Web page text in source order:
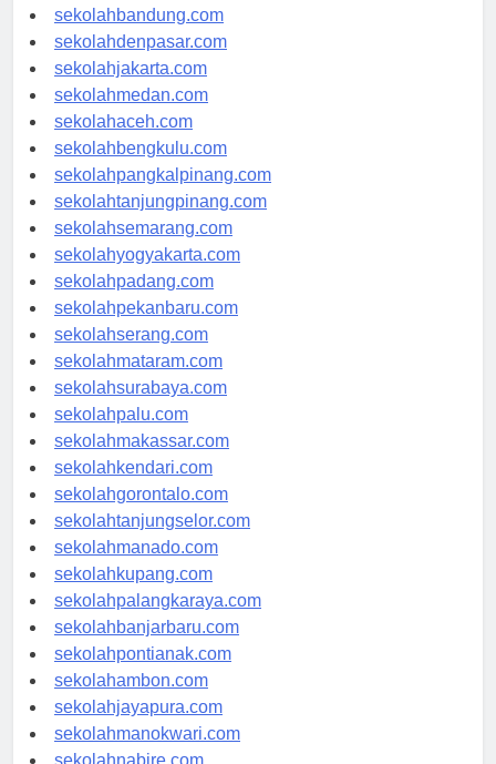
sekolahsamarinda.com
sekolahbandung.com
sekolahdenpasar.com
sekolahjakarta.com
sekolahmedan.com
sekolahaceh.com
sekolahbengkulu.com
sekolahpangkalpinang.com
sekolahtanjungpinang.com
sekolahsemarang.com
sekolahyogyakarta.com
sekolahpadang.com
sekolahpekanbaru.com
sekolahserang.com
sekolahmataram.com
sekolahsurabaya.com
sekolahpalu.com
sekolahmakassar.com
sekolahkendari.com
sekolahgorontalo.com
sekolahtanjungselor.com
sekolahmanado.com
sekolahkupang.com
sekolahpalangkaraya.com
sekolahbanjarbaru.com
sekolahpontianak.com
sekolahambon.com
sekolahjayapura.com
sekolahmanokwari.com